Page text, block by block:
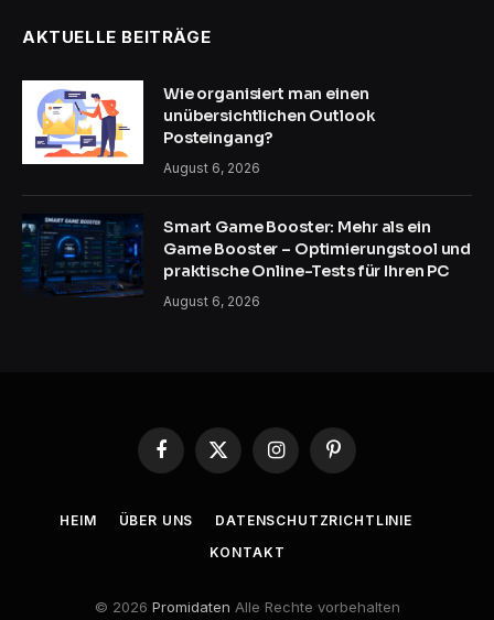
AKTUELLE BEITRÄGE
Wie organisiert man einen
unübersichtlichen Outlook
Posteingang?
August 6, 2026
Smart Game Booster: Mehr als ein
Game Booster – Optimierungstool und
praktische Online-Tests für Ihren PC
August 6, 2026
Facebook
X
InstagramPinterest
HEIM ÜBER UNS
DATENSCHUTZRICHTLINIE
KONTAKT
© 2026 Promidaten Alle Rechte vorbehalten